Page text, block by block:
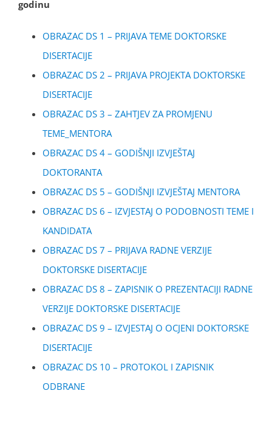
godinu
OBRAZAC DS 1 – PRIJAVA TEME DOKTORSKE
DISERTACIJE
OBRAZAC DS 2 – PRIJAVA PROJEKTA DOKTORSKE
DISERTACIJE
OBRAZAC DS 3 – ZAHTJEV ZA PROMJENU
TEME_MENTORA
OBRAZAC DS 4 – GODIŠNJI IZVJEŠTAJ
DOKTORANTA
OBRAZAC DS 5 – GODIŠNJI IZVJEŠTAJ MENTORA
OBRAZAC DS 6 – IZVJESTAJ O PODOBNOSTI TEME I
KANDIDATA
OBRAZAC DS 7 – PRIJAVA RADNE VERZIJE
DOKTORSKE DISERTACIJE
OBRAZAC DS 8 – ZAPISNIK O PREZENTACIJI RADNE
VERZIJE DOKTORSKE DISERTACIJE
OBRAZAC DS 9 – IZVJESTAJ O OCJENI DOKTORSKE
DISERTACIJE
OBRAZAC DS 10 – PROTOKOL I ZAPISNIK
ODBRANE